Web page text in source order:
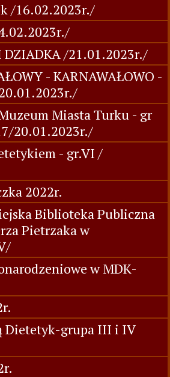
/16.02.2023r./
DZIADKA /21.01.2023r./
- KARNAWAŁOWO -
Miasta Turku - gr
20.01.2023r./
- gr.VI /
2022r.
Biblioteka Publiczna
Pietrzaka w
w MDK-
Dietetyk-grupa III i IV